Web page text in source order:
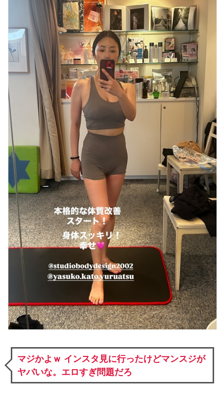
マジかよｗ インスタ見に行ったけどマンスジが
ヤバいな。エロすぎ問題だろ